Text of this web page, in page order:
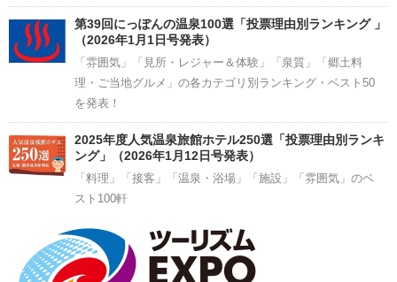
第39回にっぽんの温泉100選「投票理由別ランキング 」
（2026年1月1日号発表）
「雰囲気」「見所・レジャー＆体験」「泉質」「郷土料
理・ご当地グルメ」の各カテゴリ別ランキング・ベスト50
を発表！
2025年度人気温泉旅館ホテル250選「投票理由別ランキ
ング」（2026年1月12日号発表）
「料理」「接客」「温泉・浴場」「施設」「雰囲気」のベ
スト100軒